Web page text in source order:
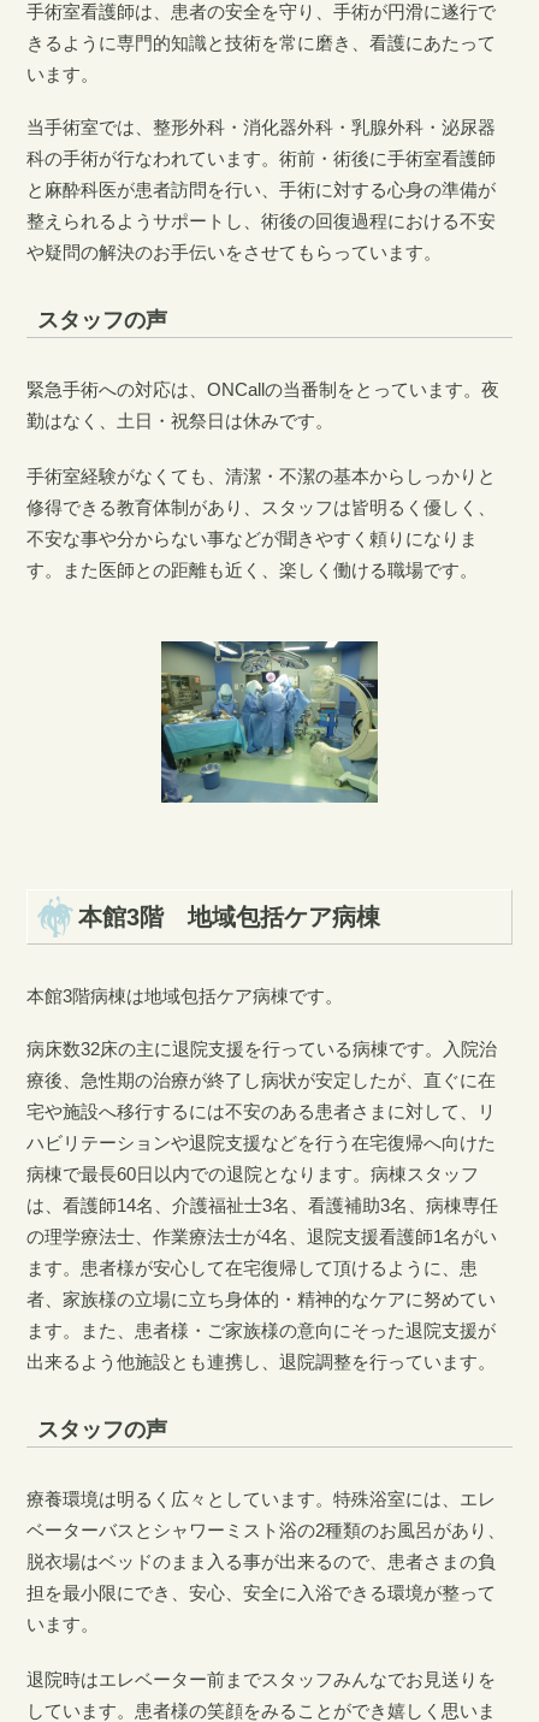
手術室看護師は、患者の安全を守り、手術が円滑に遂行で
きるように専門的知識と技術を常に磨き、看護にあたって
います。
当手術室では、整形外科・消化器外科・乳腺外科・泌尿器
科の手術が行なわれています。術前・術後に手術室看護師
と麻酔科医が患者訪問を行い、手術に対する心身の準備が
整えられるようサポートし、術後の回復過程における不安
や疑問の解決のお手伝いをさせてもらっています。
スタッフの声
緊急手術への対応は、ONCallの当番制をとっています。夜
勤はなく、土日・祝祭日は休みです。
手術室経験がなくても、清潔・不潔の基本からしっかりと
修得できる教育体制があり、スタッフは皆明るく優しく、
不安な事や分からない事などが聞きやすく頼りになりま
す。また医師との距離も近く、楽しく働ける職場です。
本館3階 地域包括ケア病棟
本館3階病棟は地域包括ケア病棟です。
病床数32床の主に退院支援を行っている病棟です。入院治
療後、急性期の治療が終了し病状が安定したが、直ぐに在
宅や施設へ移行するには不安のある患者さまに対して、リ
ハビリテーションや退院支援などを行う在宅復帰へ向けた
病棟で最長60日以内での退院となります。病棟スタッフ
は、看護師14名、介護福祉士3名、看護補助3名、病棟専任
の理学療法士、作業療法士が4名、退院支援看護師1名がい
ます。患者様が安心して在宅復帰して頂けるように、患
者、家族様の立場に立ち身体的・精神的なケアに努めてい
ます。また、患者様・ご家族様の意向にそった退院支援が
出来るよう他施設とも連携し、退院調整を行っています。
スタッフの声
療養環境は明るく広々としています。特殊浴室には、エレ
ベーターバスとシャワーミスト浴の2種類のお風呂があり、
脱衣場はベッドのまま入る事が出来るので、患者さまの負
担を最小限にでき、安心、安全に入浴できる環境が整って
います。
退院時はエレベーター前までスタッフみんなでお見送りを
しています。患者様の笑顔をみることができ嬉しく思いま